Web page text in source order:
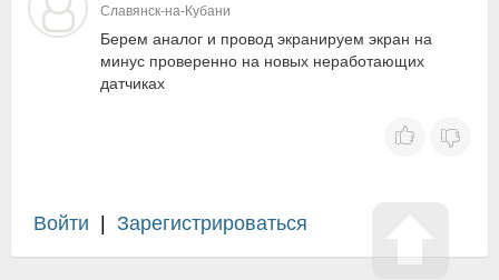
Славянск-на-Кубани
Берем аналог и провод экранируем экран на
минус проверенно на новых неработающих
датчиках
Войти Зарегистрироваться